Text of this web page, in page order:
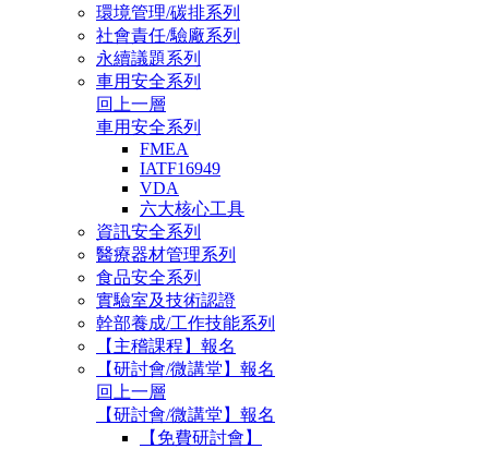
環境管理/碳排系列
社會責任/驗廠系列
永續議題系列
車用安全系列
回上一層
車用安全系列
FMEA
IATF16949
VDA
六大核心工具
資訊安全系列
醫療器材管理系列
食品安全系列
實驗室及技術認證
幹部養成/工作技能系列
【主稽課程】報名
【研討會/微講堂】報名
回上一層
【研討會/微講堂】報名
【免費研討會】